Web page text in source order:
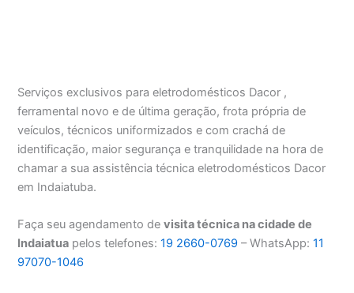
Serviços exclusivos para eletrodomésticos Dacor ,
ferramental novo e de última geração, frota própria de
veículos, técnicos uniformizados e com crachá de
identificação, maior segurança e tranquilidade na hora de
chamar a sua assistência técnica eletrodomésticos Dacor
em Indaiatuba.
Faça seu agendamento devisita técnica na cidade de
Indaiatua pelos telefones:19 2660-0769 – WhatsApp:11
97070-1046